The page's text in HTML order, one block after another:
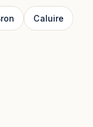
Caluire